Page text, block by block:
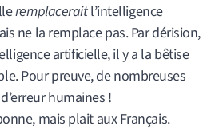
remplaceraitl’intelligence
ne la remplace pas. Par dérision,
artificielle, il y a la bêtise
Pour preuve, de nombreuses
humaines !
mais plait aux Français.